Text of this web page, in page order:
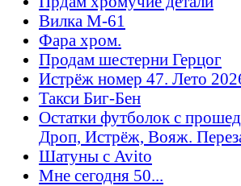
Вилка М-61
Фара хром.
Продам шестерни Герцог
Истрёж номер 47. Лето
Такси Биг-Бен
Остатки футболок с
Дроп, Истрёж, Вояж.
Шатуны с Avito
Мне сегодня 50...